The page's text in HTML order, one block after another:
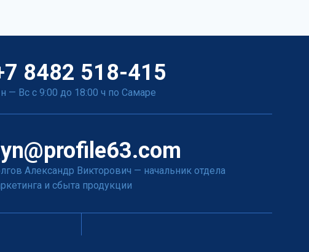
8482 518-415
— Вс с 9:00 до 18:00 ч по Самаре
Александр Викторович — начальник отдела
и сбыта продукции